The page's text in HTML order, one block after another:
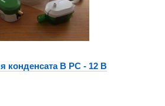
конденсата B PC - 12 B